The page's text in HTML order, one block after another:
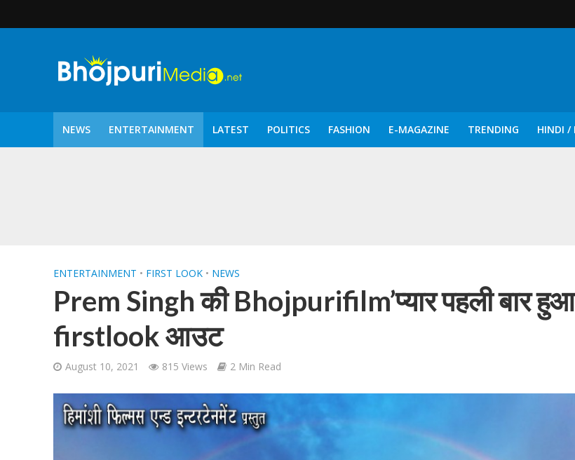
NEWS ENTERTAINMENT LATEST POLITICS FASHION E-MAGAZINE TRENDING HINDI /
शिवानी सिंह का नया बोलबम गीत तोहरे के मांगिला जानु हुआ रिलीज, दर्शकों का मिल रहा भरपूर प्यार
ENTERTAINMENT • FIRST LOOK • NEWS
Prem Singh की Bhojpurifilm’प्यार पहली बार हुआ
firstlook आउट
August 10, 2021 815 Views 2 Min Read